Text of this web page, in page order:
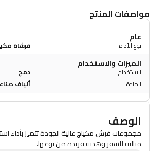
مواصفات المنتج
عام
نوع الأداة فرشاة
الميزات والاستخدام
الاستخدام دمج
المادة
ألياف
الوصف
مجموعات فرش مكياج عالية الجودة تتميز بأداء
مثالية للسفر وهدية فريدة من نوعها.